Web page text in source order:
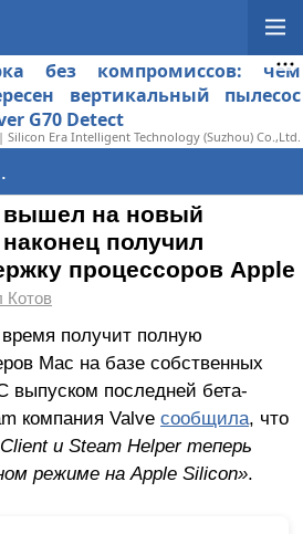
без компромиссов: чем
вертикальный пылесос
G70 Detect
Silicon Era Intelligent Technology (Suzhou) Co.,Ltd.
вышел на новый
получил
процессоров Apple
Котов
получит полную
Mac на базе собственных
выпуском последней бета-
компания Valve сообщила, что
и Steam Helper теперь
режиме на Apple Silicon».